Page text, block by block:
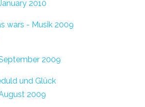
2010
wars - Musik 2009
2009
und Glück
2009